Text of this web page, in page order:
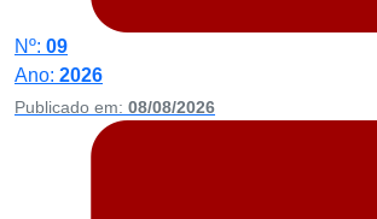
Nº: 09
Ano: 2026
Publicado em: 08/08/2026